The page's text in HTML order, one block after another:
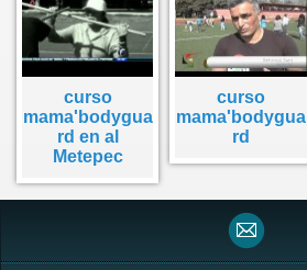
curso
mama'bodygua
rd en al
Metepec
curso
mama'bodygua
rd